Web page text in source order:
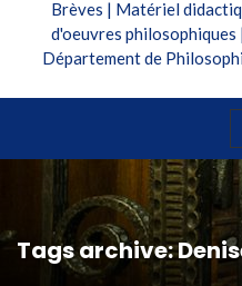
Brèves | Matériel
d'oeuvres
Département de
Tags archive: